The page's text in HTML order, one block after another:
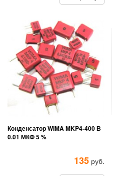
Конденсатор WIMA MKP4-400 В
0.01 МКФ 5 %
135 руб.